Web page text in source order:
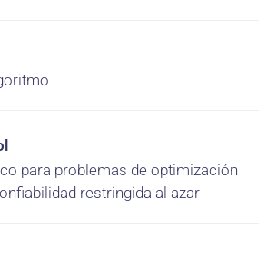
para problemas de optimización
restringida al azar